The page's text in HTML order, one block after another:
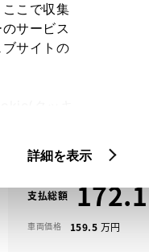
こで収集
サービス
サイトの
詳細を表示
支払総額 172.1
車両価格 159.5